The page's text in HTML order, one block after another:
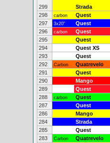
299 Strada
298
carbon Quest
297
3x20" Quest
296
carbon Quest
295
Quest
294
Quest XS
293
Quest
292
Carbon Quatrevelo
291
Quest
290
Mango
289
Quest
288
carbon Quest
287
Quest
286
Mango
284
Strada
285
Quest
283
Carbon Quatrevelo